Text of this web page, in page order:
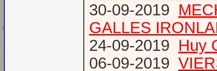
30-09-2019
GALLES
24-09-2019 Huy
06-09-2019